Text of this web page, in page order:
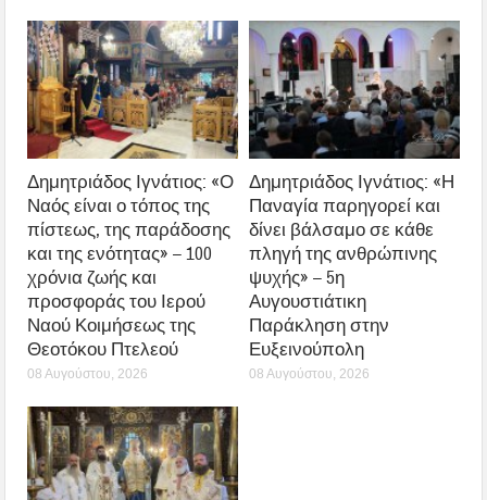
Δημητριάδος Ιγνάτιος: «Ο
Ναός είναι ο τόπος της
πίστεως, της παράδοσης
και της ενότητας» – 100
χρόνια ζωής και
προσφοράς του Ιερού
Ναού Κοιμήσεως της
Θεοτόκου Πτελεού
08 Αυγούστου, 2026
Δημητριάδος Ιγνάτιος: «Η
Παναγία παρηγορεί και
δίνει βάλσαμο σε κάθε
πληγή της ανθρώπινης
ψυχής» – 5η
Αυγουστιάτικη
Παράκληση στην
Ευξεινούπολη
08 Αυγούστου, 2026